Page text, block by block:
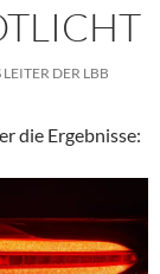
DER LBB
die Ergebnisse: